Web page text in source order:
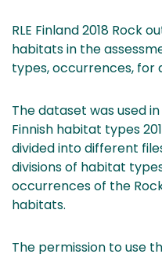
RLE Finland 2018 Rock
habitats in the
types, occurrences, for
The dataset was used
Finnish habitat types
divided into different
divisions of habitat
occurrences of the
habitats.
The permission to use